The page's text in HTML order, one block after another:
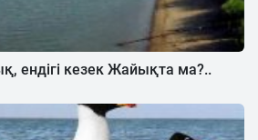
ендігі кезек Жайықта ма?..